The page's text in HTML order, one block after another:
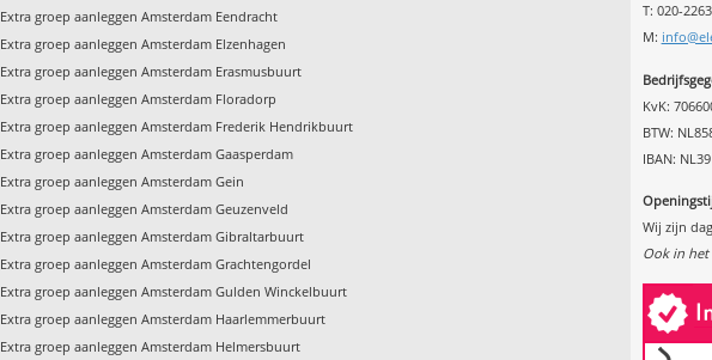
Extra groep aanleggen Amsterdam Eendracht
Extra groep aanleggen Amsterdam Elzenhagen
Extra groep aanleggen Amsterdam Erasmusbuurt
Extra groep aanleggen Amsterdam Floradorp
Extra groep aanleggen Amsterdam Frederik Hendrikbuurt
Extra groep aanleggen Amsterdam Gaasperdam
Extra groep aanleggen Amsterdam Gein
Extra groep aanleggen Amsterdam Geuzenveld
Extra groep aanleggen Amsterdam Gibraltarbuurt
Extra groep aanleggen Amsterdam Grachtengordel
Extra groep aanleggen Amsterdam Gulden Winckelbuurt
Extra groep aanleggen Amsterdam Haarlemmerbuurt
Extra groep aanleggen Amsterdam Helmersbuurt
T: 020-
M:
KvK:
BTW:
IBAN:
Wij zijn
Ook in het